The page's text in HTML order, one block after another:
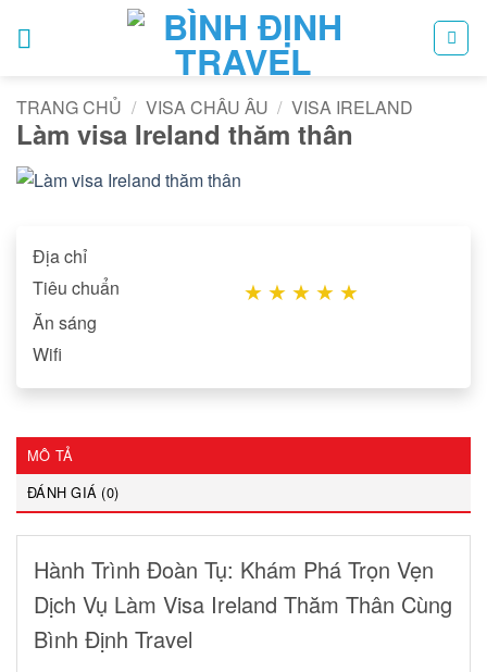
qua
TRANG CHỦ / VISA CHÂU ÂU / VISA IRELAND
Làm visa Ireland thăm thân
Địa chỉ
Tiêu chuẩn
★ ★ ★ ★ ★
Ăn sáng
Wifi
MÔ TẢ
ĐÁNH GIÁ (0)
Hành Trình Đoàn Tụ: Khám Phá Trọn Vẹn
Dịch Vụ Làm Visa Ireland Thăm Thân Cùng
Bình Định Travel